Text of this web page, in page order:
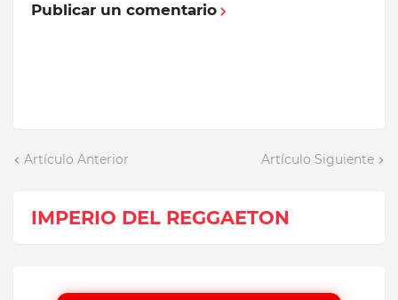
Publicar un comentario
Artículo Anterior Artículo Siguiente
IMPERIO DEL REGGAETON